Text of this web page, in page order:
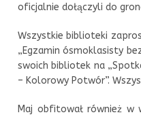
oficjalnie dołączyli do
Wszystkie biblioteki
„Egzamin ósmoklasisty
swoich bibliotek na
– Kolorowy Potwór”.
Maj obfitował również w